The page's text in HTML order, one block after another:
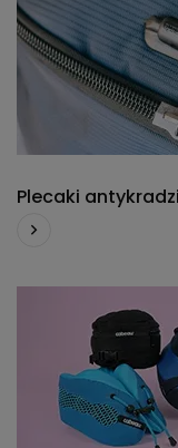
Plecaki